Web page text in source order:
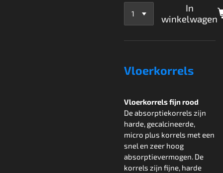
In
winkelwagen
Vloerkorrels
Vloerkorrels fijn rood
De absorptiekorrels zijn
harde, gecalcineerde,
micro plus korrels met een
snel en zeer hoog
absorptievermogen. De
korrels zijn fijne, harde